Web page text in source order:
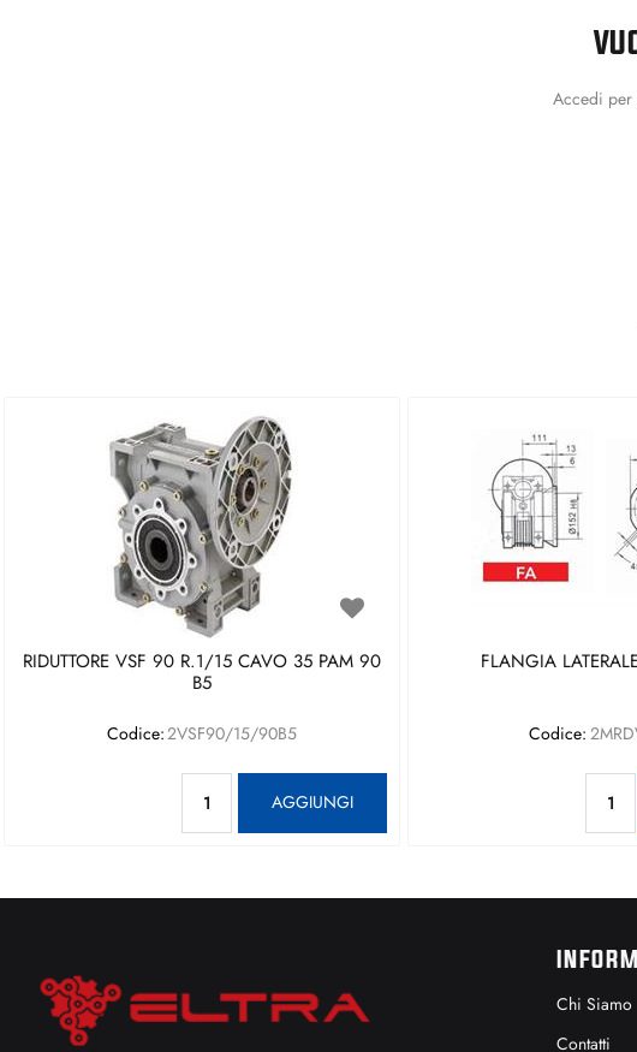
Accedi per
RIDUTTORE VSF 90 R.1/15 CAVO 35 PAM 90
B5
Codice:2VSF90/15/90B5
AGGIUNGI
FLANGIA
Codice:
Chi Siamo
Contatti